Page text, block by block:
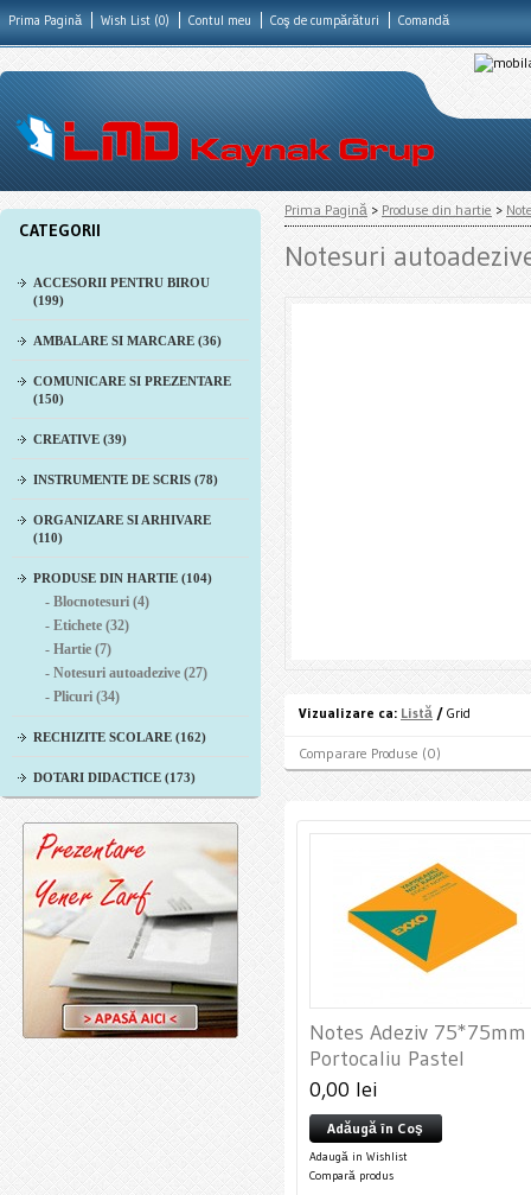
Prima Pagină Wish List (0) Contul meu Coş de cumpărături Comandă
CATEGORII
ACCESORII PENTRU BIROU
(199)
AMBALARE SI MARCARE (36)
COMUNICARE SI PREZENTARE
(150)
CREATIVE (39)
INSTRUMENTE DE SCRIS (78)
ORGANIZARE SI ARHIVARE
(110)
PRODUSE DIN HARTIE (104)
- Blocnotesuri (4)
- Etichete (32)
- Hartie (7)
- Notesuri autoadezive (27)
- Plicuri (34)
RECHIZITE SCOLARE (162)
DOTARI DIDACTICE (173)
Prima Pagină > Produse din hartie >
Notesuri
Vizualizare ca: Listă / Grid
Comparare Produse (0)
Notes Adeziv 75*75mm
Portocaliu Pastel
0,00 lei
Adăugă în Coş
Adaugă in Wishlist
Compară produs